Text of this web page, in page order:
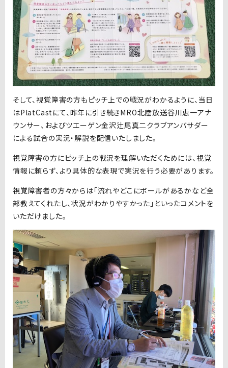
そして、視覚障害の方もピッチ上での戦況がわかるように、当日
はPlatCastにて、昨年に引き続きMRO北陸放送谷川恵一アナ
ウンサー、およびツエーゲン金沢辻尾真二クラブアンバサダー
による試合の実況・解説を配信いたしました。
視覚障害の方にピッチ上の戦況を理解いただくためには、視覚
情報に頼らず、より具体的な表現で実況を行う必要があります。
視覚障害者の方々からは「流れやどこにボールがあるかなど全
部教えてくれたし、状況がわかりやすかった」といったコメントを
いただけました。